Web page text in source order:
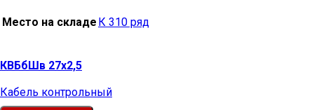
Место на складе К 310 ряд
КВБбШв 27х2,5
Кабель контрольный